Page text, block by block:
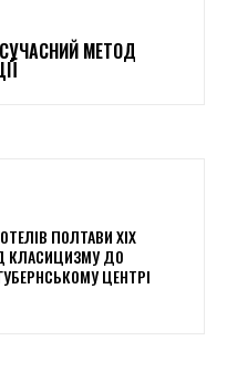
МЕТОД
ПОЛТАВИ XIX
КЛАСИЦИЗМУ ДО
ЦЕНТРІ